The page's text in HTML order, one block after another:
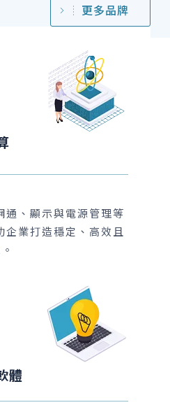
更多品牌
通、顯示與電源管理等
企業打造穩定、高效且
體